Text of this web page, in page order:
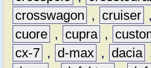
crosswagon
, cruiser ,
cuore , cupra ,
cx-7 , d-max , dacia